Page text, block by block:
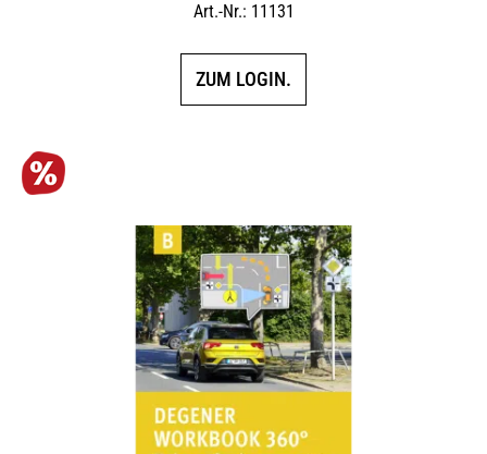
Bewertet mit
Art.-Nr.: 11131
ZUM LOGIN.